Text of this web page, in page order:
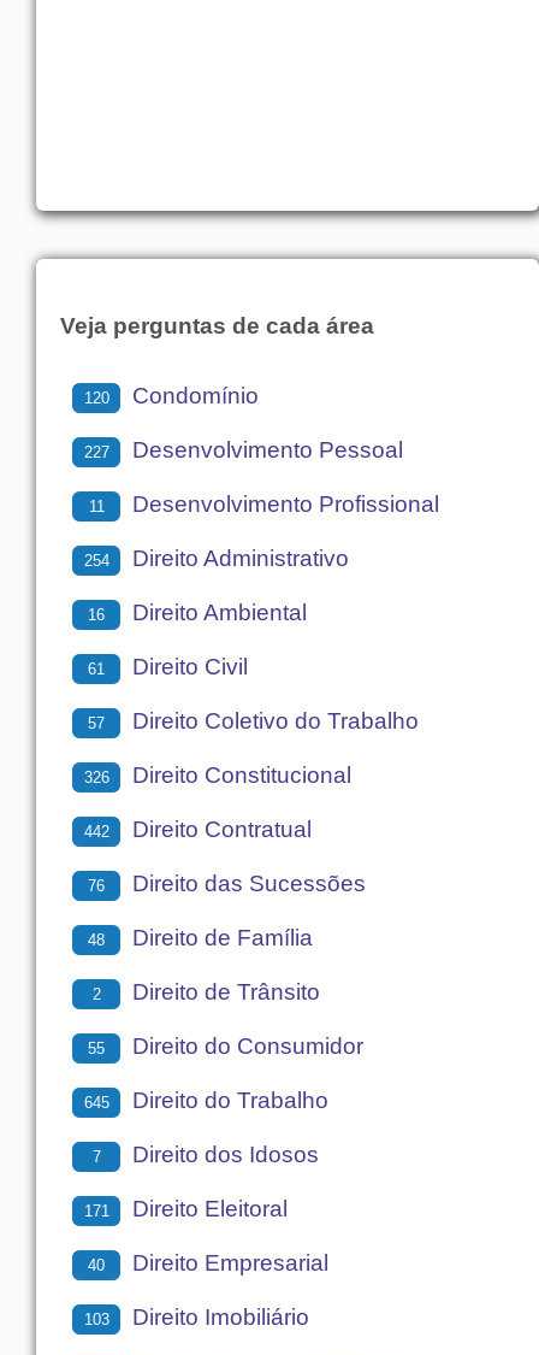
Veja perguntas de cada área
120 Condomínio
227 Desenvolvimento Pessoal
11 Desenvolvimento Profissional
254 Direito Administrativo
16 Direito Ambiental
61 Direito Civil
57 Direito Coletivo do Trabalho
326 Direito Constitucional
442 Direito Contratual
76 Direito das Sucessões
48 Direito de Família
2 Direito de Trânsito
55 Direito do Consumidor
645 Direito do Trabalho
7 Direito dos Idosos
171 Direito Eleitoral
40 Direito Empresarial
103 Direito Imobiliário